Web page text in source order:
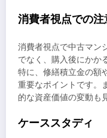
消費者視点での
消費者視点で中古マン
でなく、購入後にかか
特に、修繕積立金の額
重要なポイントです。
的な資産価値の変動も
ケーススタディ